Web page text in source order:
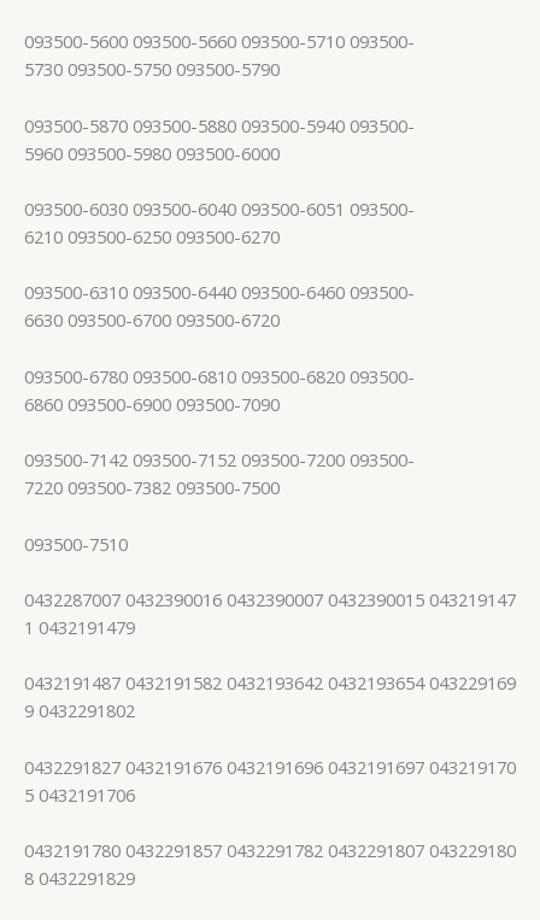
093500-5600 093500-5660 093500-5710 093500-
5730 093500-5750 093500-5790
093500-5870 093500-5880 093500-5940 093500-
5960 093500-5980 093500-6000
093500-6030 093500-6040 093500-6051 093500-
6210 093500-6250 093500-6270
093500-6310 093500-6440 093500-6460 093500-
6630 093500-6700 093500-6720
093500-6780 093500-6810 093500-6820 093500-
6860 093500-6900 093500-7090
093500-7142 093500-7152 093500-7200 093500-
7220 093500-7382 093500-7500
093500-7510
0432287007 0432390016 0432390007 0432390015 043219147
1 0432191479
0432191487 0432191582 0432193642 0432193654 043229169
9 0432291802
0432291827 0432191676 0432191696 0432191697 043219170
5 0432191706
0432191780 0432291857 0432291782 0432291807 043229180
8 0432291829